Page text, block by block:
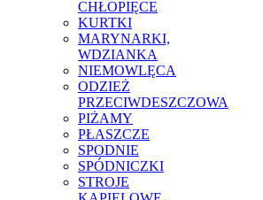
CHŁOPIĘCE
KURTKI
MARYNARKI,
WDZIANKA
NIEMOWLĘCA
ODZIEŻ
PRZECIWDESZCZOWA
PIŻAMY
PŁASZCZE
SPODNIE
SPÓDNICZKI
STROJE